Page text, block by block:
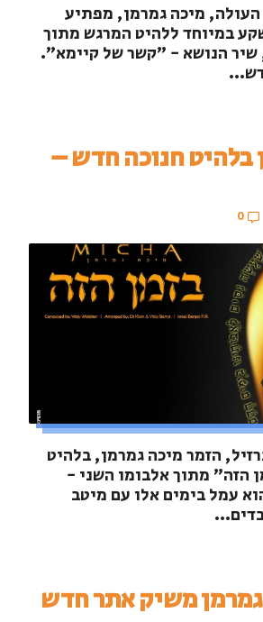
העולה, מיכה גמרמן, מפתיע
במיוחד ללהיט המרגש מתוך
שיר הנושא - "קשר של קיימא".
בלהיט חנוכה חדש –
0
הזמר מיכה גמרמן, בלהיט
הזה" מתוך אלבומו השני -
הוא עמל בימים אלו עם מיטב
משיק אתר חדש